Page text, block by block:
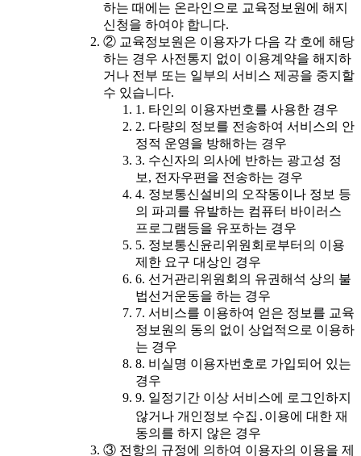
하는 때에는 온라인으로 교육정보원에 해지
신청을 하여야 합니다.
② 교육정보원은 이용자가 다음 각 호에 해당
하는 경우 사전통지 없이 이용계약을 해지하
거나 전부 또는 일부의 서비스 제공을 중지할
수 있습니다.
1. 타인의 이용자번호를 사용한 경우
2. 다량의 정보를 전송하여 서비스의 안
정적 운영을 방해하는 경우
3. 수신자의 의사에 반하는 광고성 정
보, 전자우편을 전송하는 경우
4. 정보통신설비의 오작동이나 정보 등
의 파괴를 유발하는 컴퓨터 바이러스
프로그램등을 유포하는 경우
5. 정보통신윤리위원회로부터의 이용
제한 요구 대상인 경우
6. 선거관리위원회의 유권해석 상의 불
법선거운동을 하는 경우
7. 서비스를 이용하여 얻은 정보를 교육
정보원의 동의 없이 상업적으로 이용하
는 경우
8. 비실명 이용자번호로 가입되어 있는
경우
9. 일정기간 이상 서비스에 로그인하지
않거나 개인정보 수집․이용에 대한 재
동의를 하지 않은 경우
③ 전항의 규정에 의하여 이용자의 이용을 제